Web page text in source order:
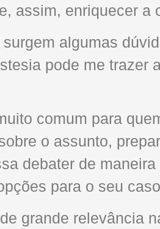
assim, enriquecer
algumas
pode me trazer
comum para
o assunto,
debater de
para o seu
grande relevância